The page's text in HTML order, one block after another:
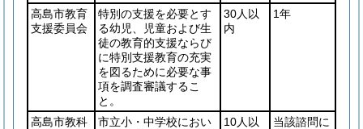
高島市教育
支援委員会
特別の支援を必要とす
る幼児、児童および生
徒の教育的支援ならび
に特別支援教育の充実
を図るために必要な事
項を調査審議するこ
と。
30人以
内
1年
高島市教科
市立小・中学校におい
10人以
当該諮問に